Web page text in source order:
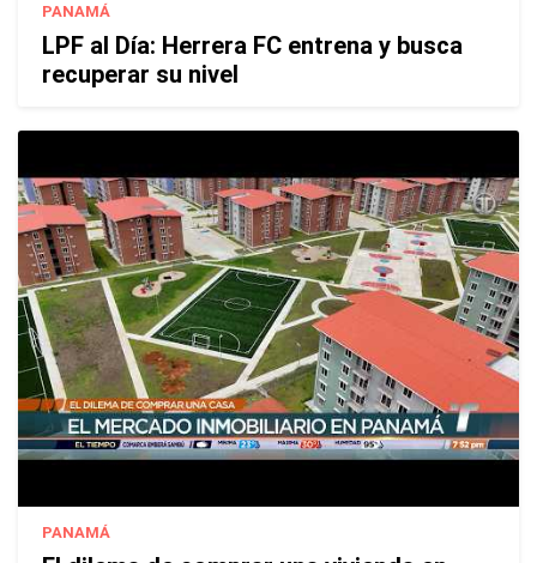
PANAMÁ
LPF al Día: Herrera FC entrena y busca
recuperar su nivel
PANAMÁ